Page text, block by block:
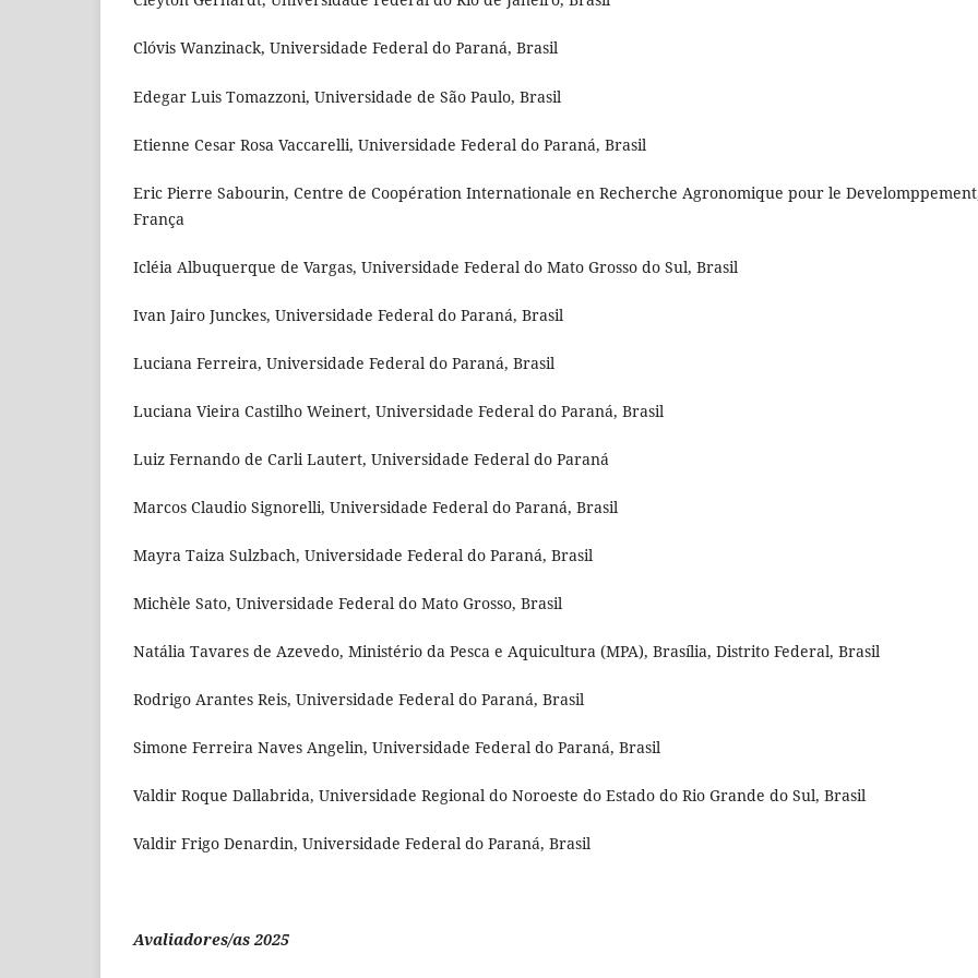
Clóvis Wanzinack, Universidade Federal do Paraná, Brasil
Edegar Luis Tomazzoni, Universidade de São Paulo, Brasil
Etienne Cesar Rosa Vaccarelli, Universidade Federal do Paraná, Brasil
Eric Pierre Sabourin, Centre de Coopération Internationale en Recherche Agronomique pour le
França
Icléia Albuquerque de Vargas, Universidade Federal do Mato Grosso do Sul, Brasil
Ivan Jairo Junckes, Universidade Federal do Paraná, Brasil
Luciana Ferreira, Universidade Federal do Paraná, Brasil
Luciana Vieira Castilho Weinert, Universidade Federal do Paraná, Brasil
Luiz Fernando de Carli Lautert, Universidade Federal do Paraná
Marcos Claudio Signorelli, Universidade Federal do Paraná, Brasil
Mayra Taiza Sulzbach, Universidade Federal do Paraná, Brasil
Michèle Sato, Universidade Federal do Mato Grosso, Brasil
Natália Tavares de Azevedo, Ministério da Pesca e Aquicultura (MPA), Brasília, Distrito Federal, Brasil
Rodrigo Arantes Reis, Universidade Federal do Paraná, Brasil
Simone Ferreira Naves Angelin, Universidade Federal do Paraná, Brasil
Valdir Roque Dallabrida, Universidade Regional do Noroeste do Estado do Rio Grande do Sul, Brasil
Valdir Frigo Denardin, Universidade Federal do Paraná, Brasil
Avaliadores/as 2025